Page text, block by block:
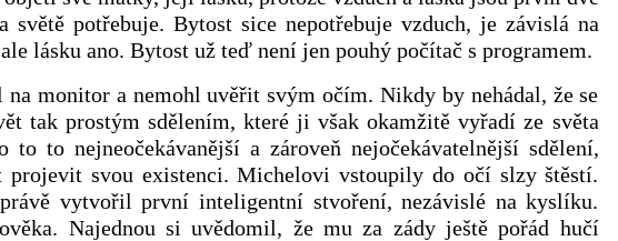
světě potřebuje. Bytost sice nepotřebuje vzduch, je závislá na
lásku ano. Bytost už teď není jen pouhý počítač s programem.
monitor a nemohl uvěřit svým očím. Nikdy by nehádal, že se
tak prostým sdělením, které ji však okamžitě vyřadí ze světa
to nejneočekávanější a zároveň nejočekávatelnější sdělení,
projevit svou existenci. Michelovi vstoupily do očí slzy štěstí.
vytvořil první inteligentní stvoření, nezávislé na kyslíku.
Najednou si uvědomil, že mu za zády ještě pořád hučí